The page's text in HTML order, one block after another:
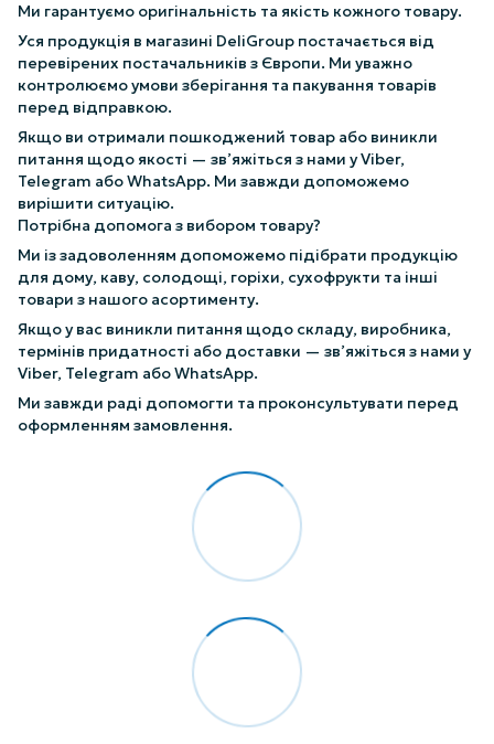
Ми гарантуємо оригінальність та якість кожного товару.
Уся продукція в магазині DeliGroup постачається від
перевірених постачальників з Європи. Ми уважно
контролюємо умови зберігання та пакування товарів
перед відправкою.
Якщо ви отримали пошкоджений товар або виникли
питання щодо якості — зв’яжіться з нами у Viber,
Telegram або WhatsApp. Ми завжди допоможемо
вирішити ситуацію.
Потрібна допомога з вибором товару?
Ми із задоволенням допоможемо підібрати продукцію
для дому, каву, солодощі, горіхи, сухофрукти та інші
товари з нашого асортименту.
Якщо у вас виникли питання щодо складу, виробника,
термінів придатності або доставки — зв’яжіться з нами у
Viber, Telegram або WhatsApp.
Ми завжди раді допомогти та проконсультувати перед
оформленням замовлення.